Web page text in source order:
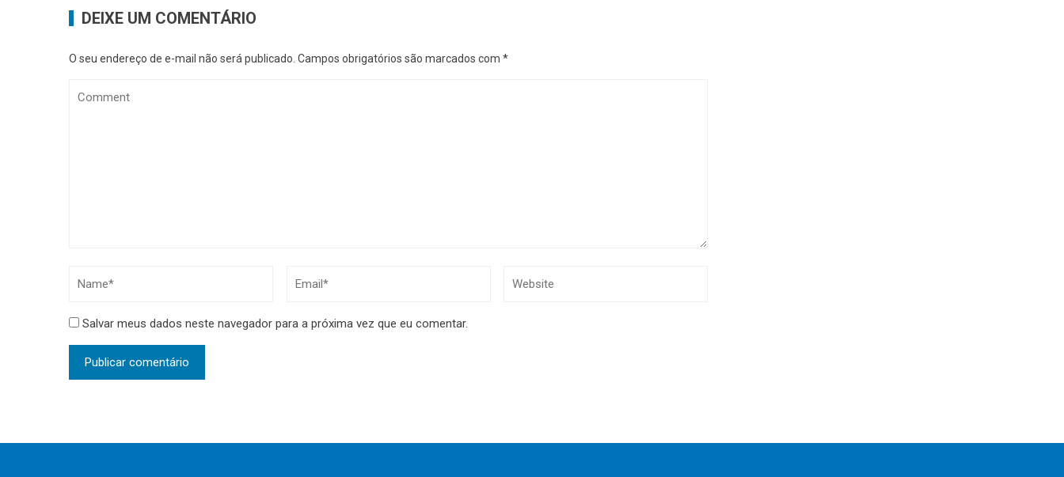
DEIXE UM COMENTÁRIO
O seu endereço de e-mail não será publicado. Campos obrigatórios são marcados com *
Salvar meus dados neste navegador para a próxima vez que eu comentar.